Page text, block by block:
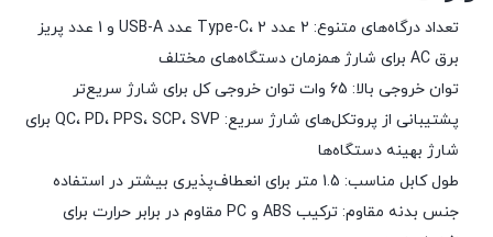
تعداد درگاه‌های متنوع: 2 عدد Type-C، 2 عدد USB-A و 1 عدد پریز
برق AC برای شارژ همزمان دستگاه‌های مختلف
توان خروجی بالا: 65 وات توان خروجی کل برای شارژ سریع‌تر
پشتیبانی از پروتکل‌های شارژ سریع: QC، PD، PPS، SCP، SVP برای
شارژ بهینه دستگاه‌ها
طول کابل مناسب: 1.5 متر برای انعطاف‌پذیری بیشتر در استفاده
جنس بدنه مقاوم: ترکیب ABS و PC مقاوم در برابر حرارت برای